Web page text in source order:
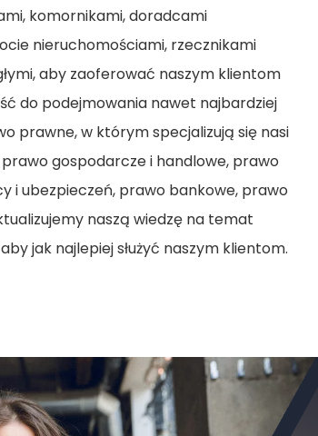
komornikami, doradcami
nieruchomościami, rzecznikami
aby zaoferować naszym klientom
do podejmowania nawet najbardziej
prawne, w którym specjalizują się nasi
gospodarcze i handlowe, prawo
i ubezpieczeń, prawo bankowe, prawo
naszą wiedzę na temat
jak najlepiej służyć naszym klientom.